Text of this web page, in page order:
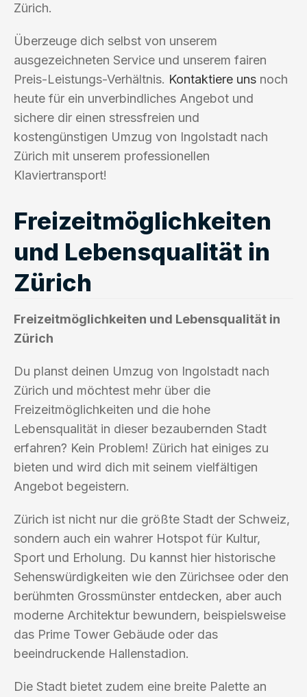
Zürich.
Überzeuge dich selbst von unserem
ausgezeichneten Service und unserem fairen
Preis-Leistungs-Verhältnis. Kontaktiere uns noch
heute für ein unverbindliches Angebot und
sichere dir einen stressfreien und
kostengünstigen Umzug von Ingolstadt nach
Zürich mit unserem professionellen
Klaviertransport!
Freizeitmöglichkeiten
und Lebensqualität in
Zürich
Freizeitmöglichkeiten und Lebensqualität in
Zürich
Du planst deinen Umzug von Ingolstadt nach
Zürich und möchtest mehr über die
Freizeitmöglichkeiten und die hohe
Lebensqualität in dieser bezaubernden Stadt
erfahren? Kein Problem! Zürich hat einiges zu
bieten und wird dich mit seinem vielfältigen
Angebot begeistern.
Zürich ist nicht nur die größte Stadt der Schweiz,
sondern auch ein wahrer Hotspot für Kultur,
Sport und Erholung. Du kannst hier historische
Sehenswürdigkeiten wie den Zürichsee oder den
berühmten Grossmünster entdecken, aber auch
moderne Architektur bewundern, beispielsweise
das Prime Tower Gebäude oder das
beeindruckende Hallenstadion.
Die Stadt bietet zudem eine breite Palette an